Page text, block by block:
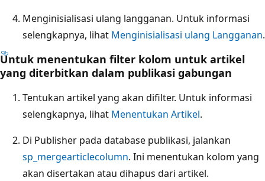
Menginisialisasi ulang langganan. Untuk informasi
selengkapnya, lihat Menginisialisasi ulang Langganan.
Untuk menentukan filter kolom untuk artikel
yang diterbitkan dalam publikasi gabungan
Tentukan artikel yang akan difilter. Untuk informasi
selengkapnya, lihat Menentukan Artikel.
Di Publisher pada database publikasi, jalankan
sp_mergearticlecolumn. Ini menentukan kolom yang
akan disertakan atau dihapus dari artikel.